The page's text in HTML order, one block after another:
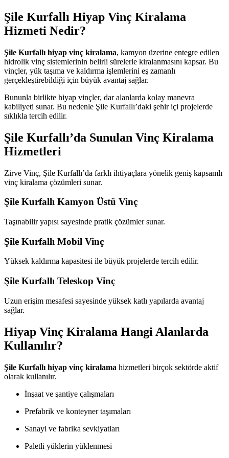
Şile Kurfallı Hiyap Vinç Kiralama
Hizmeti Nedir?
Şile Kurfallı hiyap vinç kiralama, kamyon üzerine entegre edilen
hidrolik vinç sistemlerinin belirli sürelerle kiralanmasını kapsar. Bu
vinçler, yük taşıma ve kaldırma işlemlerini eş zamanlı
gerçekleştirebildiği için büyük avantaj sağlar.
Bununla birlikte hiyap vinçler, dar alanlarda kolay manevra
kabiliyeti sunar. Bu nedenle Şile Kurfallı’daki şehir içi projelerde
sıklıkla tercih edilir.
Şile Kurfallı’da Sunulan Vinç Kiralama
Hizmetleri
Zirve Vinç, Şile Kurfallı’da farklı ihtiyaçlara yönelik geniş kapsamlı
vinç kiralama çözümleri sunar.
Şile Kurfallı Kamyon Üstü Vinç
Taşınabilir yapısı sayesinde pratik çözümler sunar.
Şile Kurfallı Mobil Vinç
Yüksek kaldırma kapasitesi ile büyük projelerde tercih edilir.
Şile Kurfallı Teleskop Vinç
Uzun erişim mesafesi sayesinde yüksek katlı yapılarda avantaj
sağlar.
Hiyap Vinç Kiralama Hangi Alanlarda
Kullanılır?
Şile Kurfallı hiyap vinç kiralama hizmetleri birçok sektörde aktif
olarak kullanılır.
İnşaat ve şantiye çalışmaları
Prefabrik ve konteyner taşımaları
Sanayi ve fabrika sevkiyatları
Paletli yüklerin yüklenmesi